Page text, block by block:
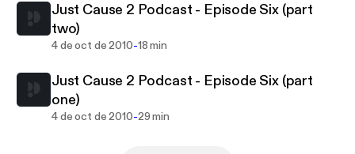
Just Cause 2 Podcast - Episode Six (part
two)
4 de oct de 2010-18 min
Just Cause 2 Podcast - Episode Six (part
one)
4 de oct de 2010-29 min